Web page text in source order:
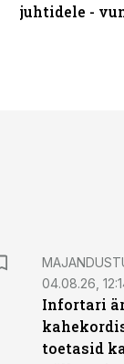
juhtidele -
04.08.26,
Infortari
toetasid